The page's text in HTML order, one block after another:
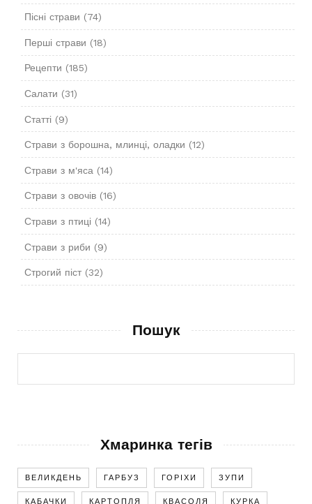
Пісні страви (74)
Перші страви (18)
Рецепти (185)
Салати (31)
Статті (9)
Страви з борошна, млинці, оладки (12)
Страви з м'яса (14)
Страви з овочів(16)
Страви з птиці (14)
Страви з риби (9)
Строгий піст(32)
Пошук
Хмаринка тегів
ВЕЛИКДЕНЬ ГАРБУЗ ГОРІХИ ЗУПИ
КАБАЧКИ КАРТОПЛЯ КВАСОЛЯ КУРКА